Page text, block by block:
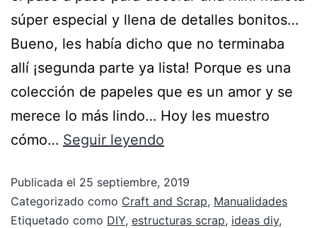
súper especial y llena de detalles bonitos…
Bueno, les había dicho que no terminaba
allí ¡segunda parte ya lista! Porque es una
colección de papeles que es un amor y se
merece lo más lindo… Hoy les muestro
cómo… Seguir leyendo
Publicada el 25 septiembre, 2019
Categorizado como Craft and Scrap, Manualidades
Etiquetado como DIY, estructuras scrap, ideas diy,